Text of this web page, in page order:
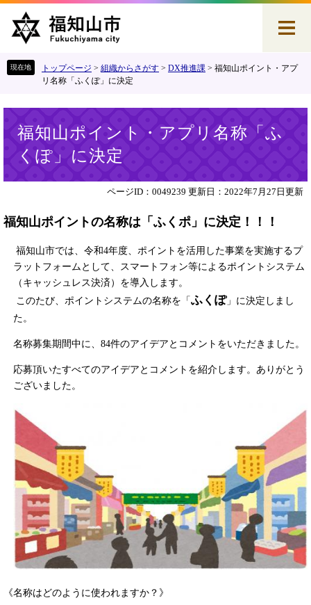
す
し
トップページ > 組織からさがす > DX推進課 > 福知山ポイント・アプ
リ名称「ふくぽ」に決定
福知山ポイント・アプリ名称「ふ
くぽ」に決定
ページID：0049239 更新日：2022年7月27日更新
福知山ポイントの名称は「ふくポ」に決定！！！
福知山市では、令和4年度、ポイントを活用した事業を実施するプ
ラットフォームとして、スマートフォン等によるポイントシステム
（キャッシュレス決済）を導入します。
このたび、ポイントシステムの名称を「 ふくぽ」に決定しまし
た。
名称募集期間中に、84件のアイデアとコメントをいただきました。
応募頂いたすべてのアイデアとコメントを紹介します。ありがとう
ございました。
《名称はどのように使われますか？》